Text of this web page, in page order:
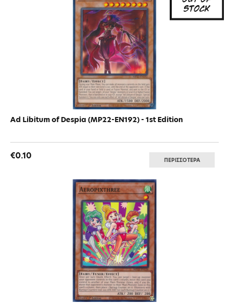
Ad Libitum of Despia (MP22-EN192) - 1st Edition
€0.10 ΠΕΡΙΣΣΟΤΕΡΑ